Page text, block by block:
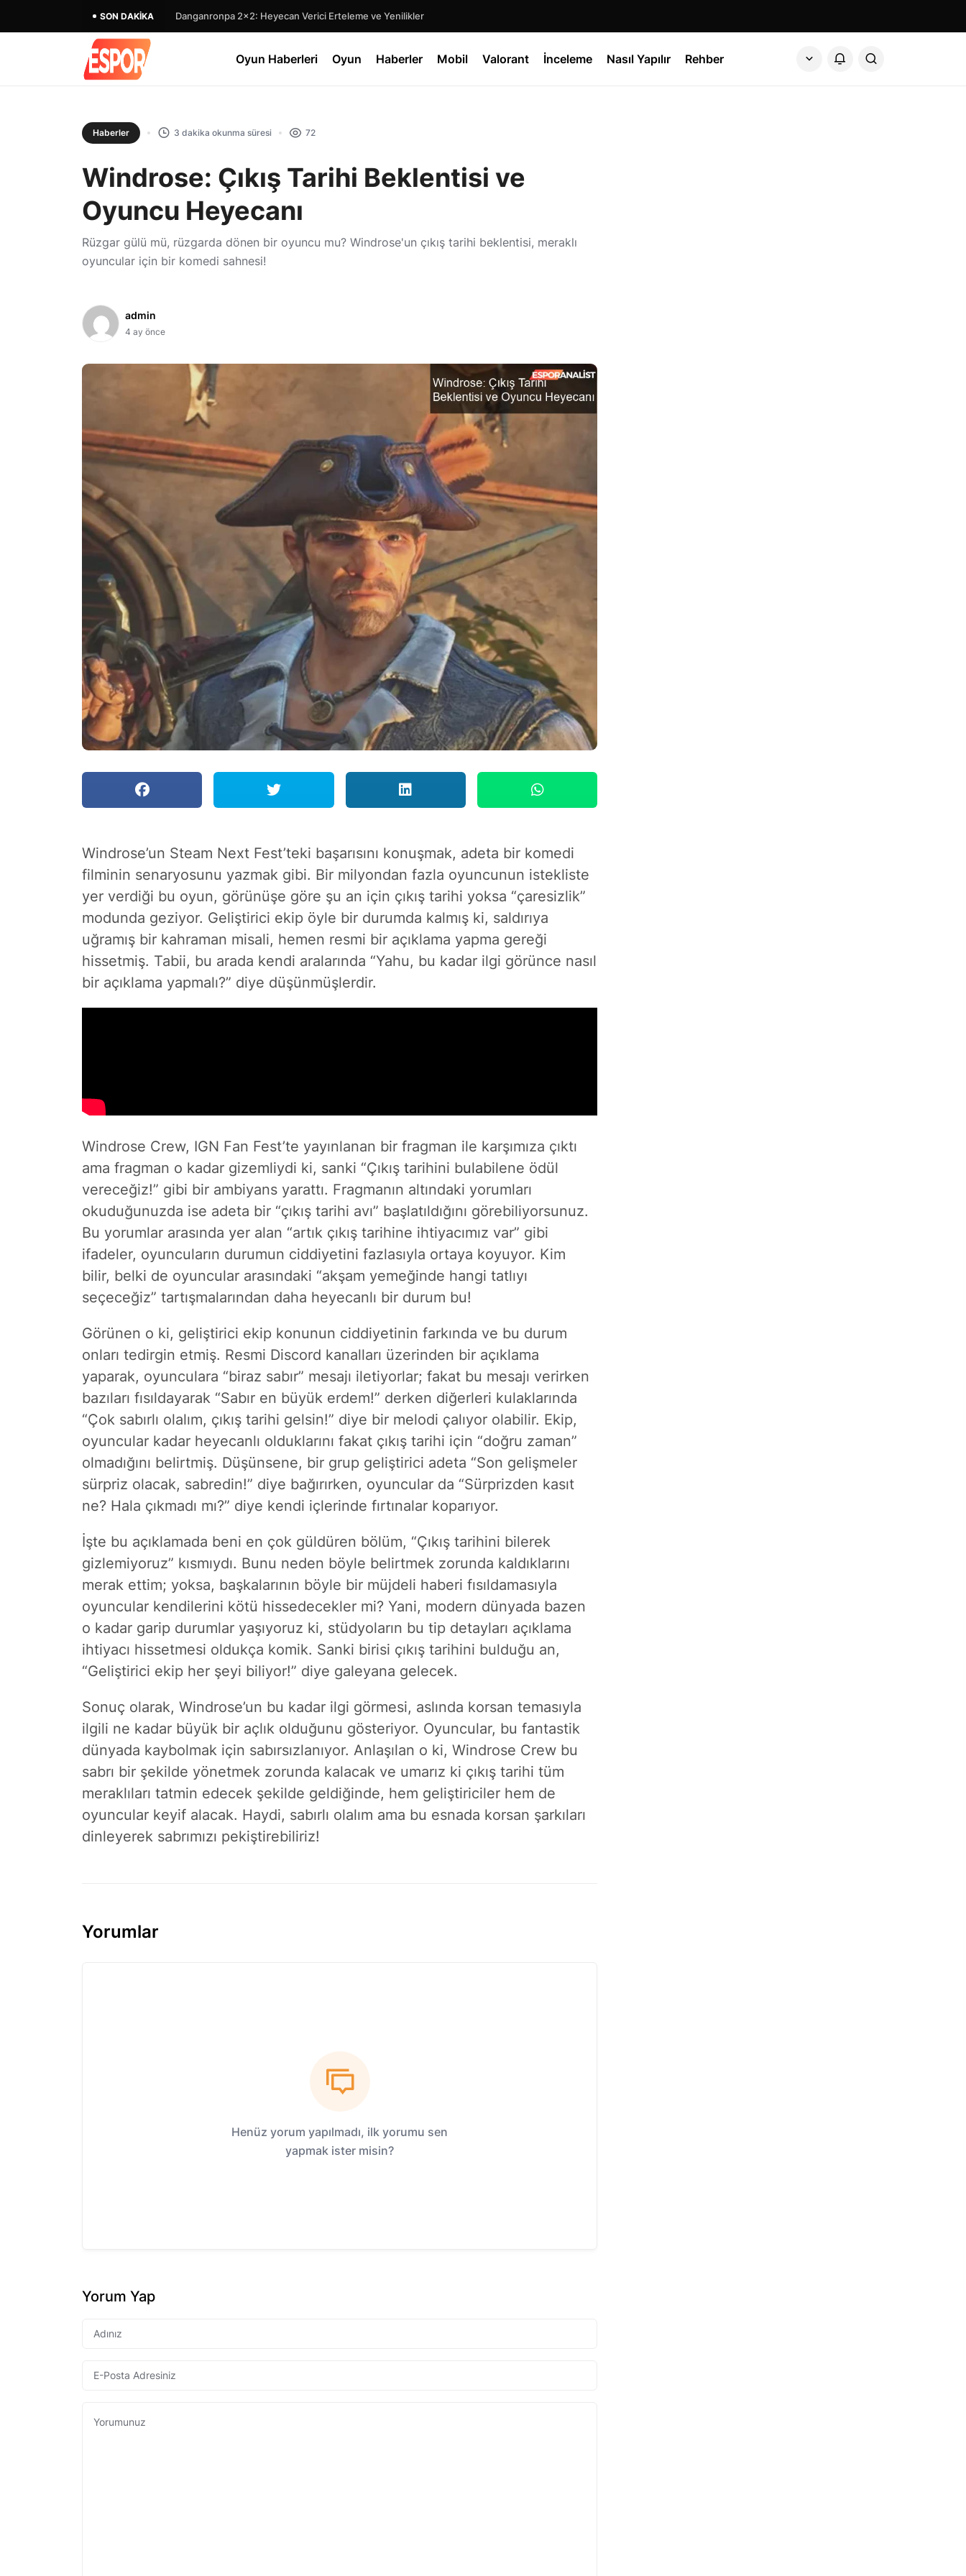
SON DAKIKA Danganronpa 2×2: Heyecan Verici Erteleme ve Yenilikler
Oyun Haberleri Oyun Haberler Mobil Valorant İnceleme Nasıl Yapılır Rehber
Haberler 3 dakika okunma süresi 72
Windrose: Çıkış Tarihi Beklentisi ve
Oyuncu Heyecanı
Rüzgar gülü mü, rüzgarda dönen bir oyuncu mu? Windrose'un çıkış tarihi beklentisi, meraklı
oyuncular için bir komedi sahnesi!
admin
4 ay önce
Windrose’un Steam Next Fest’teki başarısını konuşmak, adeta bir komedi
filminin senaryosunu yazmak gibi. Bir milyondan fazla oyuncunun istekliste
yer verdiği bu oyun, görünüşe göre şu an için çıkış tarihi yoksa “çaresizlik”
modunda geziyor. Geliştirici ekip öyle bir durumda kalmış ki, saldırıya
uğramış bir kahraman misali, hemen resmi bir açıklama yapma gereği
hissetmiş. Tabii, bu arada kendi aralarında “Yahu, bu kadar ilgi görünce nasıl
bir açıklama yapmalı?” diye düşünmüşlerdir.
Windrose Crew, IGN Fan Fest’te yayınlanan bir fragman ile karşımıza çıktı
ama fragman o kadar gizemliydi ki, sanki “Çıkış tarihini bulabilene ödül
vereceğiz!” gibi bir ambiyans yarattı. Fragmanın altındaki yorumları
okuduğunuzda ise adeta bir “çıkış tarihi avı” başlatıldığını görebiliyorsunuz.
Bu yorumlar arasında yer alan “artık çıkış tarihine ihtiyacımız var” gibi
ifadeler, oyuncuların durumun ciddiyetini fazlasıyla ortaya koyuyor. Kim
bilir, belki de oyuncular arasındaki “akşam yemeğinde hangi tatlıyı
seçeceğiz” tartışmalarından daha heyecanlı bir durum bu!
Görünen o ki, geliştirici ekip konunun ciddiyetinin farkında ve bu durum
onları tedirgin etmiş. Resmi Discord kanalları üzerinden bir açıklama
yaparak, oyunculara “biraz sabır” mesajı iletiyorlar; fakat bu mesajı verirken
bazıları fısıldayarak “Sabır en büyük erdem!” derken diğerleri kulaklarında
“Çok sabırlı olalım, çıkış tarihi gelsin!” diye bir melodi çalıyor olabilir. Ekip,
oyuncular kadar heyecanlı olduklarını fakat çıkış tarihi için “doğru zaman”
olmadığını belirtmiş. Düşünsene, bir grup geliştirici adeta “Son gelişmeler
sürpriz olacak, sabredin!” diye bağırırken, oyuncular da “Sürprizden kasıt
ne? Hala çıkmadı mı?” diye kendi içlerinde fırtınalar koparıyor.
İşte bu açıklamada beni en çok güldüren bölüm, “Çıkış tarihini bilerek
gizlemiyoruz” kısmıydı. Bunu neden böyle belirtmek zorunda kaldıklarını
merak ettim; yoksa, başkalarının böyle bir müjdeli haberi fısıldamasıyla
oyuncular kendilerini kötü hissedecekler mi? Yani, modern dünyada bazen
o kadar garip durumlar yaşıyoruz ki, stüdyoların bu tip detayları açıklama
ihtiyacı hissetmesi oldukça komik. Sanki birisi çıkış tarihini bulduğu an,
“Geliştirici ekip her şeyi biliyor!” diye galeyana gelecek.
Sonuç olarak, Windrose’un bu kadar ilgi görmesi, aslında korsan temasıyla
ilgili ne kadar büyük bir açlık olduğunu gösteriyor. Oyuncular, bu fantastik
dünyada kaybolmak için sabırsızlanıyor. Anlaşılan o ki, Windrose Crew bu
sabrı bir şekilde yönetmek zorunda kalacak ve umarız ki çıkış tarihi tüm
meraklıları tatmin edecek şekilde geldiğinde, hem geliştiriciler hem de
oyuncular keyif alacak. Haydi, sabırlı olalım ama bu esnada korsan şarkıları
dinleyerek sabrımızı pekiştirebiliriz!
Yorumlar
Henüz yorum yapılmadı, ilk yorumu sen
yapmak ister misin?
Yorum Yap